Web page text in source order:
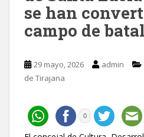
se han
campo de
29 mayo, 2026 admin
de Tirajana
0